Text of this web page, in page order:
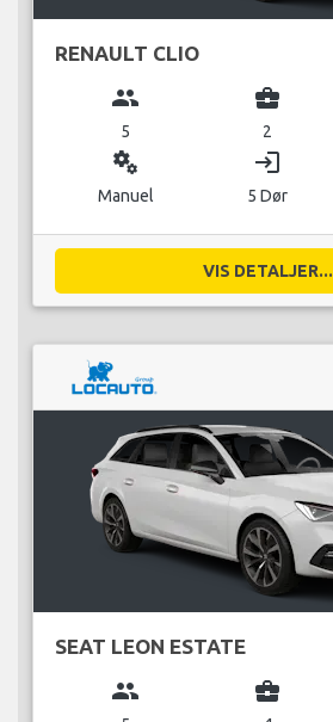
RENAULT CLIO
group
5
business_center
2
miscellaneous_services
Manuel
login
5 Dør
VIS DETALJER...
SEAT LEON ESTATE
group business_center